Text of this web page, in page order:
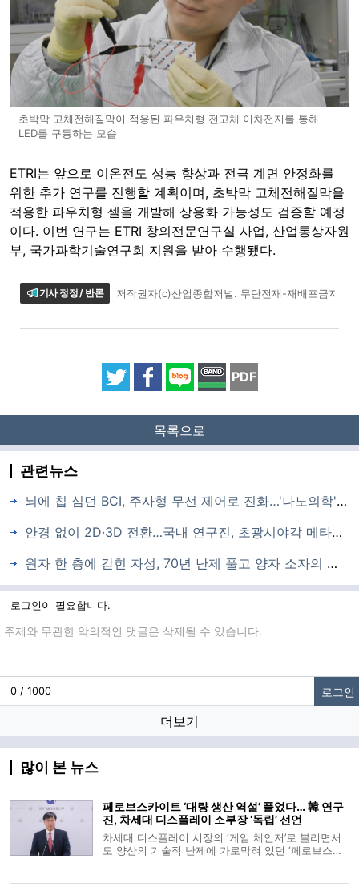
초박막 고체전해질막이 적용된 파우치형 전고체 이차전지를 통해
LED를 구동하는 모습
ETRI는 앞으로 이온전도 성능 향상과 전극 계면 안정화를
위한 추가 연구를 진행할 계획이며, 초박막 고체전해질막을
적용한 파우치형 셀을 개발해 상용화 가능성도 검증할 예정
이다. 이번 연구는 ETRI 창의전문연구실 사업, 산업통상자원
부, 국가과학기술연구회 지원을 받아 수행됐다.
기사 정정 / 반론 저작권자(c)산업종합저널. 무단전재-재배포금지
PDF
목록으로
관련뉴스
뇌에 칩 심던 BCI, 주사형 무선 제어로 진화…'나노의학' 천진우 교수 최고과학기술인상
안경 없이 2D·3D 전환…국내 연구진, 초광시야각 메타렌즈 디스플레이 세계 첫 구현
원자 한 층에 갇힌 자성, 70년 난제 풀고 양자 소자의 새 길을 열다
로그인이 필요합니다.
글입력
0 / 1000 로그인
더보기
많이 본 뉴스
페로브스카이트 ‘대량 생산 역설’ 풀었다… 韓 연구
진, 차세대 디스플레이 소부장 ‘독립’ 선언
차세대 디스플레이 시장의 ‘게임 체인저’로 불리면서
도 양산의 기술적 난제에 가로막혀 있던 ‘페로브스카